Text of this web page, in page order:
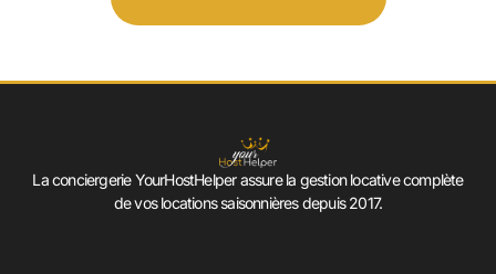
La conciergerie YourHostHelper assure la gestion locative complète
de vos locations saisonnières depuis 2017.